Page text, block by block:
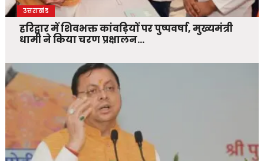
उत्तराखंड
हरिद्वार में शिवभक्त कांवड़ियों पर पुष्पवर्षा, मुख्यमंत्री
धामी ने किया चरण प्रक्षालन…